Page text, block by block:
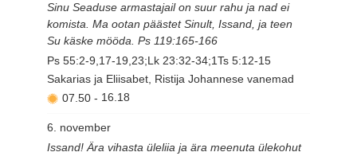
Sinu Seaduse armastajail on suur rahu ja nad ei
komista. Ma ootan päästet Sinult, Issand, ja teen
Su käske mööda. Ps 119:165-166
Ps 55:2-9,17-19,23;Lk 23:32-34;1Ts 5:12-15
Sakarias ja Eliisabet, Ristija Johannese vanemad
07.50 - 16.18
6. november
Issand! Ära vihasta üleliia ja ära meenuta ülekohut